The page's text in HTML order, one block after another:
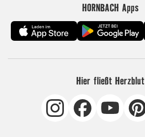
HORNBACH Apps
Hier fließt Herzblut